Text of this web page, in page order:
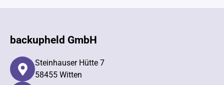
backupheld GmbH
Steinhauser Hütte 7
58455 Witten